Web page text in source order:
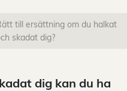
till ersättning om du halkat
skadat dig?
dig kan du ha